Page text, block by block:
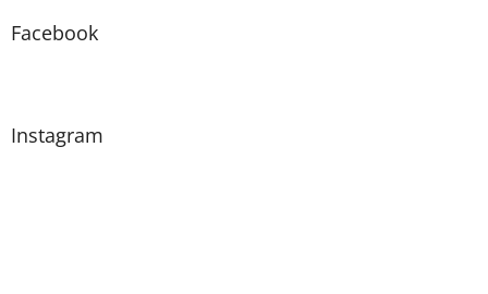
Facebook
Instagram